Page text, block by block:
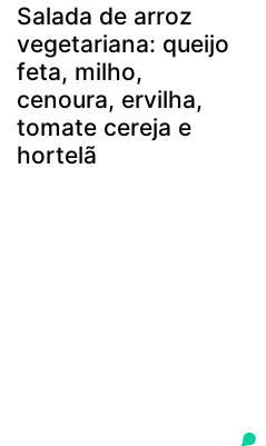
Salada de arroz
vegetariana: queijo
feta, milho,
cenoura, ervilha,
tomate cereja e
hortelã